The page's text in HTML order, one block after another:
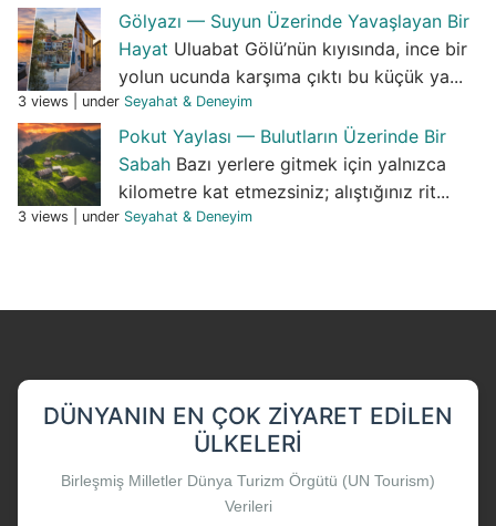
Gölyazı — Suyun Üzerinde Yavaşlayan Bir
Hayat Uluabat Gölü’nün kıyısında, ince bir
yolun ucunda karşıma çıktı bu küçük ya...
3 views under Seyahat & Deneyim
Pokut Yaylası — Bulutların Üzerinde Bir
Sabah Bazı yerlere gitmek için yalnızca
kilometre kat etmezsiniz; alıştığınız rit...
3 views under Seyahat & Deneyim
DÜNYANIN EN ÇOK ZIYARET EDILEN
ÜLKELERI
Birleşmiş Milletler Dünya Turizm Örgütü (UN Tourism)
Verileri